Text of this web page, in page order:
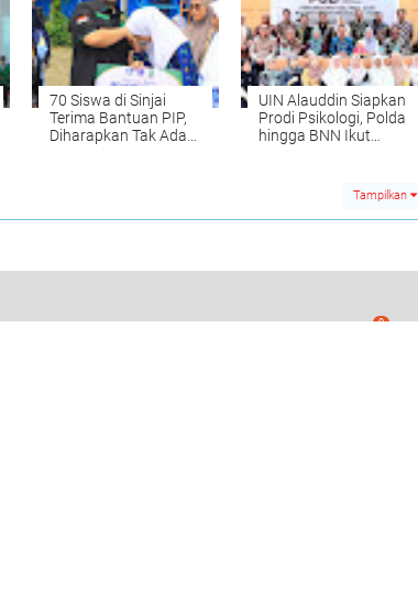
70 Siswa di Sinjai
Terima Bantuan PIP,
Diharapkan Tak Ada
UIN Alauddin Siapkan
Prodi Psikologi, Polda
hingga BNN Ikut
Tampilkan
0